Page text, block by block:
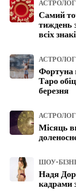
Самий
тиждень
всіх
Фортуна
Таро
березня
Місяць
ШОУ-
Надя
кадрами